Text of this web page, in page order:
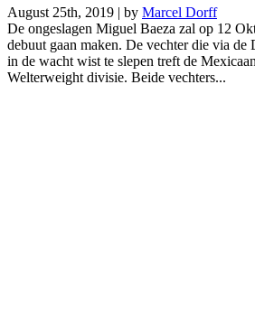
August 25th, 2019 | by Marcel Dorff
De ongeslagen Miguel Baeza zal op 12
debuut gaan maken. De vechter die via
in de wacht wist te slepen treft de
Welterweight divisie. Beide vechters...